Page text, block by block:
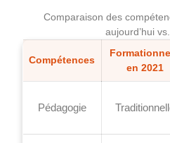
Comparaison des
aujourd’hui
Compétences
en 2021
Pédagogie